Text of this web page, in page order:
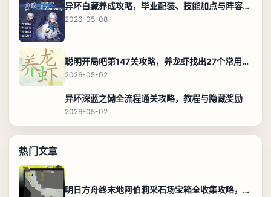
异环白藏养成攻略，毕业配装、技能加点与阵容搭配保姆级解析
2026-05-08
聪明开局吧第147关攻略，养龙虾找出27个常用字通关答案
2026-05-02
异环深蓝之恸全流程通关攻略，教程与隐藏奖励
2026-05-02
热门文章
明日方舟终末地阿伯莉采石场宝箱全收集攻略，全点位分布图与路线